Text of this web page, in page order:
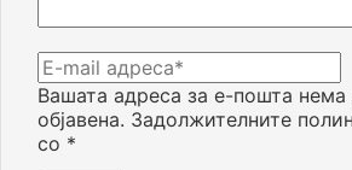
Вашата адреса за е-пошта нема
објавена. Задолжителните
со *